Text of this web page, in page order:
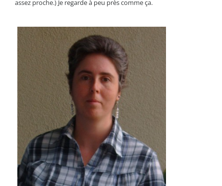
assez proche.) Je regarde à peu près comme ça.